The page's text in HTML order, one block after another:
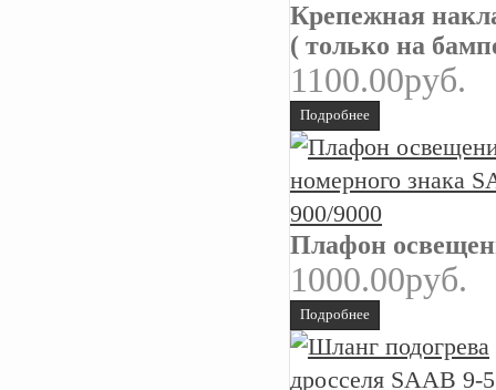
Крепежная
( только на
1100.00руб.
Подробнее
Плафон
1000.00руб.
Подробнее